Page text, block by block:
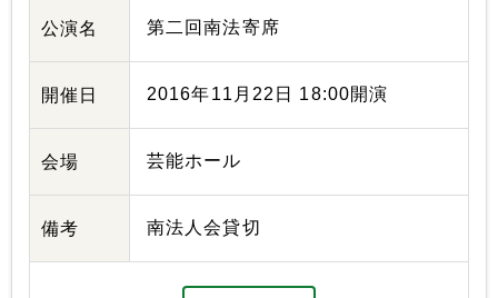
公演名 第二回南法寄席
開催日 2016年11月22日 18:00開演
会場 芸能ホール
備考 南法人会貸切